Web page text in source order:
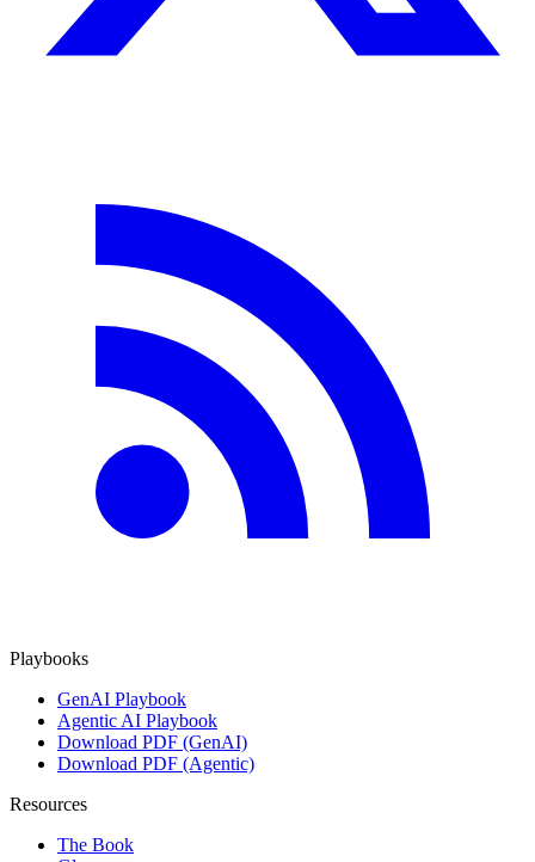
Playbooks
GenAI Playbook
Agentic AI Playbook
Download PDF (GenAI)
Download PDF (Agentic)
Resources
The Book